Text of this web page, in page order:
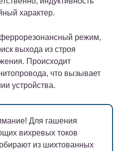
характер.
феррорезонансный режим,
выхода из строя
Происходит
что вызывает
устройства.
Для гашения
вихревых токов
из шихтованных